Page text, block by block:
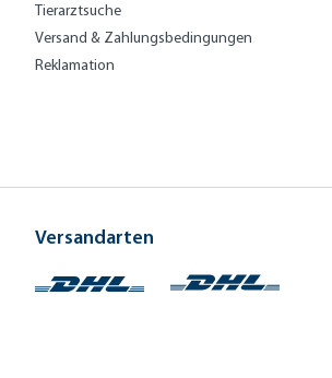
Tierarztsuche
Versand & Zahlungsbedingungen
Reklamation
Versandarten